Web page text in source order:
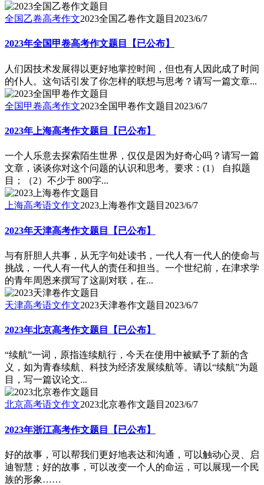
全国乙卷高考作文2023全国乙卷作文题目 2023/6/7
2023年全国甲卷高考作文题目【已公布】
人们因技术发展得以更好地掌控时间，但也有人因此成了时间
的仆人。这句话引发了你怎样的联想与思考？请写一篇文章...
全国甲卷高考作文2023全国甲卷作文题目 2023/6/7
2023年上海高考作文题目【已公布】
一个人乐意去探索陌生世界，仅仅是因为好奇心吗？请写一篇
文章，谈谈你对这个问题的认识和思考。要求：(1） 自拟题
目；（2）不少于 800字...
上海高考语文作文2023上海卷作文题目 2023/6/7
2023年天津高考作文题目【已公布】
与有肝胆人共事，从无字句处读书，一代人有一代人的使命与
挑战，一代人有一代人的责任和担当。一个世纪前，在津求学
的青年周恩来撰写了这副对联，在...
天津高考语文作文2023天津卷作文题目 2023/6/7
2023年北京高考作文题目【已公布】
“续航”一词，原指连续航行，今天在使用中被赋予了新的含
义，如为青春续航、科技为经济发展续航等。请以“续航”为题
目，写一篇议论文...
北京高考语文作文2023北京卷作文题目 2023/6/7
2023年浙江高考作文题目【已公布】
好的故事，可以帮我们更好地表达和沟通，可以触动心灵、启
迪智慧；好的故事，可以改变一个人的命运，可以展现一个民
族的形象……